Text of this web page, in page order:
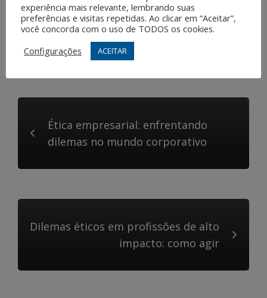
decisões mais conscientes e responsáveis,
contribuindo para um ambiente de trabalho mais ético
e sustentável.
Ética empresarial: enfrentando
dilemas no mundo corporativo
Dilemas éticos em profissões de alto
impacto: como agir
experiência mais relevante, lembrando suas
preferências e visitas repetidas. Ao clicar em “Aceitar”,
você concorda com o uso de TODOS os cookies.
Configurações
ACEITAR